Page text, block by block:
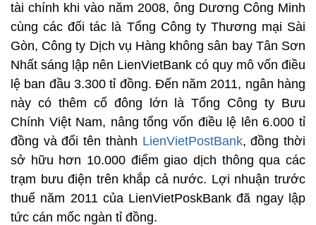
tài chính khi vào năm 2008, ông Dương Công Minh
cùng các đối tác là Tổng Công ty Thương mại Sài
Gòn, Công ty Dịch vụ Hàng không sân bay Tân Sơn
Nhất sáng lập nên LienVietBank có quy mô vốn điều
lệ ban đầu 3.300 tỉ đồng. Đến năm 2011, ngân hàng
này có thêm cổ đông lớn là Tổng Công ty Bưu
Chính Việt Nam, nâng tổng vốn điều lệ lên 6.000 tỉ
đồng và đổi tên thành LienVietPostBank, đồng thời
sở hữu hơn 10.000 điểm giao dịch thông qua các
trạm bưu điện trên khắp cả nước. Lợi nhuận trước
thuế năm 2011 của LienVietPoskBank đã ngay lập
tức cán mốc ngàn tỉ đồng.